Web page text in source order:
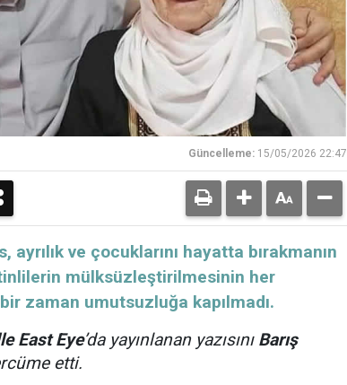
Güncelleme: 15/05/2026 22:47
ayrılık ve çocuklarını hayatta bırakmanın
mülksüzleştirilmesinin her
zaman umutsuzluğa kapılmadı.
East Eye’da yayınlanan yazısını Barış
etti.